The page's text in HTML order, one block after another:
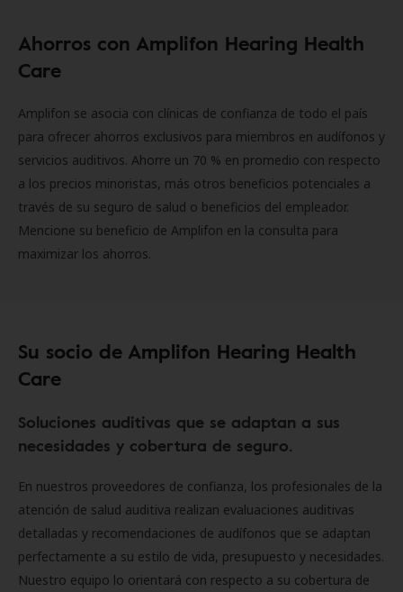
Ahorros con Amplifon Hearing Health
Care
Amplifon se asocia con clínicas de confianza de todo el país
para ofrecer ahorros exclusivos para miembros en audífonos y
servicios auditivos. Ahorre un 70 % en promedio con respecto
a los precios minoristas, más otros beneficios potenciales a
través de su seguro de salud o beneficios del empleador.
Mencione su beneficio de Amplifon en la consulta para
maximizar los ahorros.
Su socio de Amplifon Hearing Health
Care
Soluciones auditivas que se adaptan a sus
necesidades y cobertura de seguro.
En nuestros proveedores de confianza, los profesionales de la
atención de salud auditiva realizan evaluaciones auditivas
detalladas y recomendaciones de audífonos que se adaptan
perfectamente a su estilo de vida, presupuesto y necesidades.
Nuestro equipo lo orientará con respecto a su cobertura de